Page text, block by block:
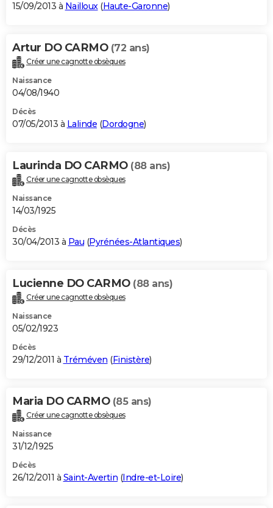
15/09/2013 à Nailloux(Haute-Garonne)
Artur DO CARMO (72 ans)
Créer une cagnotte obsèques
Naissance
04/08/1940
Décès
07/05/2013 à Lalinde (Dordogne)
Laurinda DO CARMO (88 ans)
Créer une cagnotte obsèques
Naissance
14/03/1925
Décès
30/04/2013 à Pau (Pyrénées-Atlantiques)
Lucienne DO CARMO (88 ans)
Créer une cagnotte obsèques
Naissance
05/02/1923
Décès
29/12/2011 à Tréméven (Finistère)
Maria DO CARMO (85 ans)
Créer une cagnotte obsèques
Naissance
31/12/1925
Décès
26/12/2011 à Saint-Avertin (Indre-et-Loire)